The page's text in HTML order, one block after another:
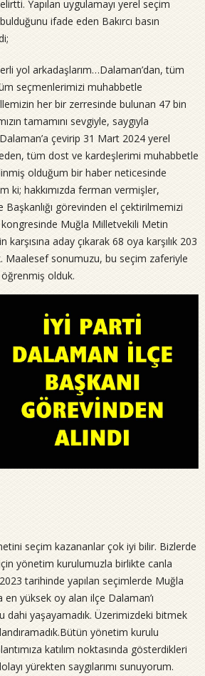
Yapılan uygulamayı yerel seçim
ifade eden Bakırcı basın
yol arkadaşlarım…Dalaman’dan, tüm
seçmenlerimizi muhabbetle
her bir zerresinde bulunan 47 bin
tamamını sevgiyle, saygıyla
çevirip 31 Mart 2024 yerel
tüm dost ve kardeşlerimi muhabbetle
olduğum bir haber neticesinde
ki; hakkımızda ferman vermişler,
Başkanlığı görevinden el çektirilmemizi
Muğla Milletvekili Metin
karşısına aday çıkarak 68 oya karşılık 203
Maalesef sonumuzu, bu seçim zaferiyle
olduk.
seçim kazananlar çok iyi bilir. Bizlerde
yönetim kurulumuzla birlikte canla
2023 tarihinde yapılan seçimlerde Muğla
yüksek oy alan ilçe Dalaman’ı
dahi yaşayamadık. Üzerimizdeki bitmek
yönetim kurulu
katılım noktasında gösterdikleri
yürekten saygılarımı sunuyorum.